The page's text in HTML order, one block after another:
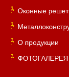
Оконные
О продукции
ФОТОГАЛЕРЕЯ